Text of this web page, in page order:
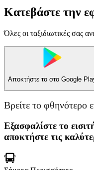
Κατεβάστε την
Όλες οι ταξιδιωτικές σας
Αποκτήστε το στο Google
Βρείτε το φθηνότερο
Εξασφαλίστε το
αποκτήστε τις